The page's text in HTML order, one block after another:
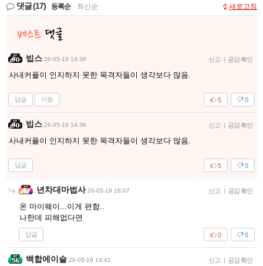
댓글(17) 등록순 최신순 새로고침
빕스 26-05-19 14:38 신고 | 공감 확인
사내커플이 인지하지 못한 목격자들이 생각보다 많음.
답글 이동 0
5
빕스 26-05-19 14:38 신고 | 공감 확인
사내커플이 인지하지 못한 목격자들이 생각보다 많음.
답글 0
5
년차대마법사 26-05-19 16:07 신고 | 공감 확인
온 마이웨이...이게 편함..
나한데 피해없다면
답글 0
0
백합에이슬 26-05-19 14:41 신고 | 공감 확인